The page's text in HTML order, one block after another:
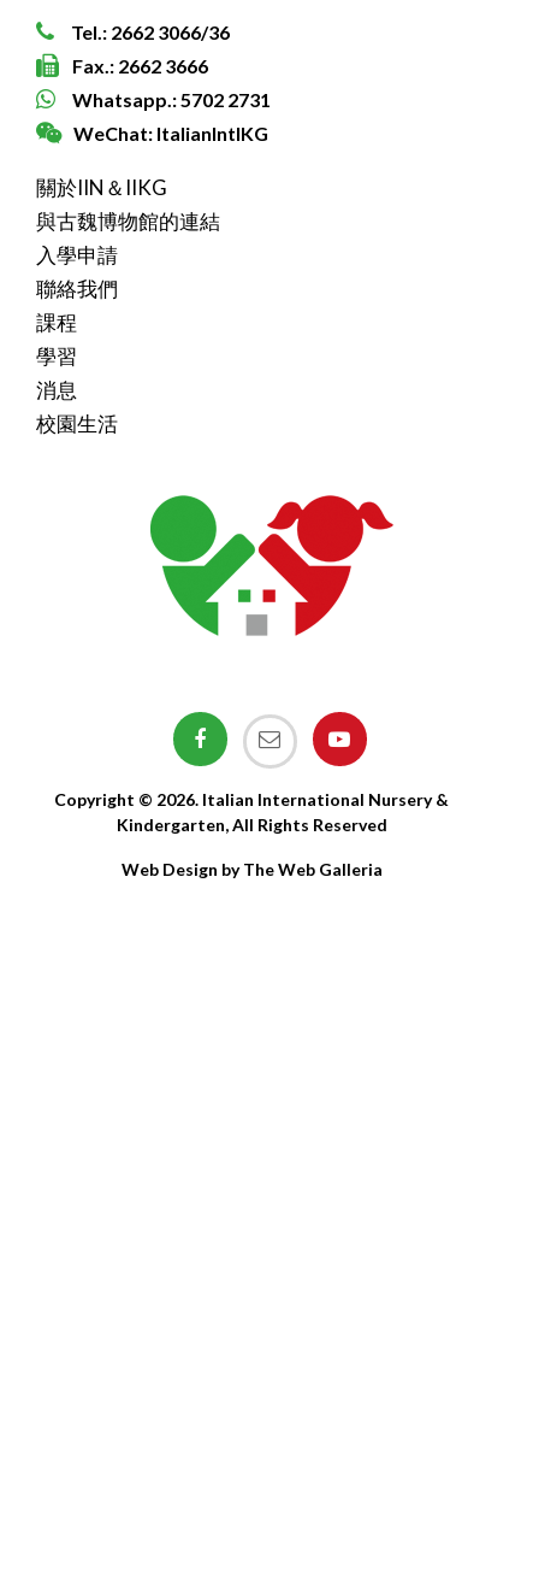
Tel.: 2662 3066/36
Fax.: 2662 3666
Whatsapp.: 5702 2731
WeChat: ItalianIntlKG
關於IIN＆IIKG
與古魏博物館的連結
入學申請
聯絡我們
課程
學習
消息
校園生活
Copyright © 2026. Italian International Nursery &
Kindergarten, All Rights Reserved
Web Design by The Web Galleria